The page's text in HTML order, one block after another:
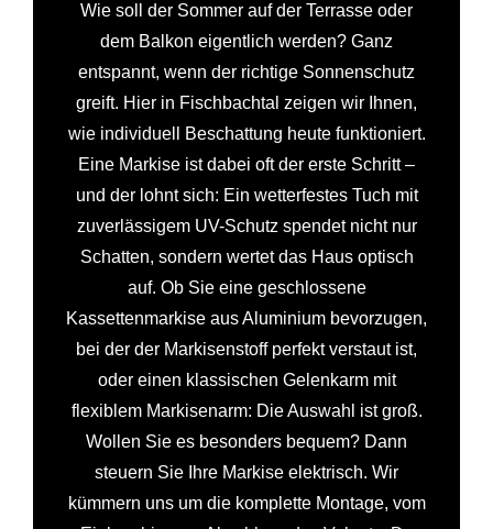
Wie soll der Sommer auf der Terrasse oder
dem Balkon eigentlich werden? Ganz
entspannt, wenn der richtige Sonnenschutz
greift. Hier in Fischbachtal zeigen wir Ihnen,
wie individuell Beschattung heute funktioniert.
Eine Markise ist dabei oft der erste Schritt –
und der lohnt sich: Ein wetterfestes Tuch mit
zuverlässigem UV-Schutz spendet nicht nur
Schatten, sondern wertet das Haus optisch
auf. Ob Sie eine geschlossene
Kassettenmarkise aus Aluminium bevorzugen,
bei der der Markisenstoff perfekt verstaut ist,
oder einen klassischen Gelenkarm mit
flexiblem Markisenarm: Die Auswahl ist groß.
Wollen Sie es besonders bequem? Dann
steuern Sie Ihre Markise elektrisch. Wir
kümmern uns um die komplette Montage, vom